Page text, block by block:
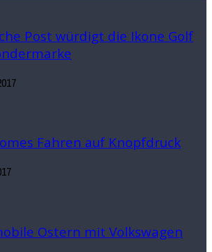
Post würdigt die Ikone Golf
Fahren auf Knopfdruck
Ostern mit Volkswagen